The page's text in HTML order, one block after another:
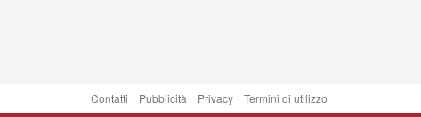
Contatti Pubblicità Privacy Termini di utilizzo